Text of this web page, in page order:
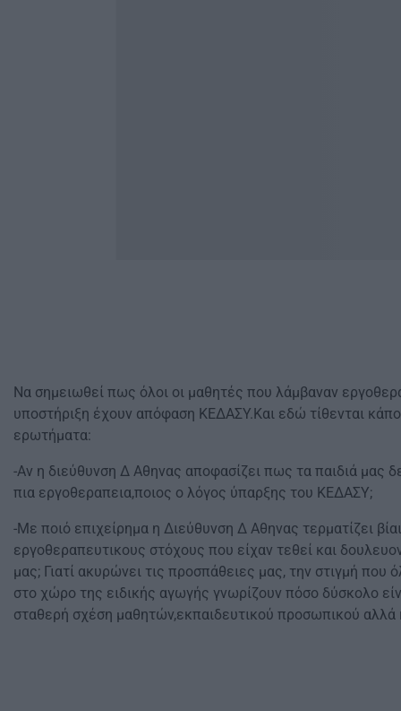
Να σημειωθεί πως όλοι οι μαθητές που λάμβαναν
υποστήριξη έχουν απόφαση ΚΕΔΑΣΥ.Και εδώ τίθενται
ερωτήματα:
-Αν η διεύθυνση Δ Αθηνας αποφασίζει πως τα παιδιά μας
πια εργοθεραπεια,ποιος ο λόγος ύπαρξης του ΚΕΔΑΣΥ;
-Με ποιό επιχείρημα η Διεύθυνση Δ Αθηνας τερματίζει
εργοθεραπευτικους στόχους που είχαν τεθεί και
μας; Γιατί ακυρώνει τις προσπάθειες μας, την στιγμή που
στο χώρο της ειδικής αγωγής γνωρίζουν πόσο δύσκολο
σταθερή σχέση μαθητών,εκπαιδευτικού προσωπικού αλλά